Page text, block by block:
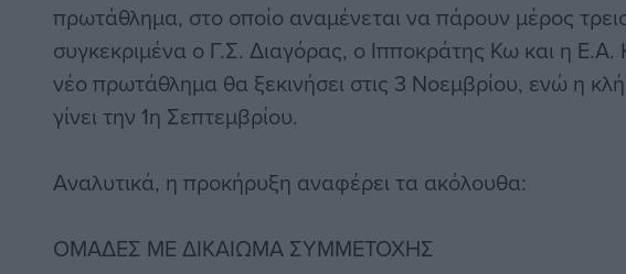
πρωτάθλημα, στο οποίο αναμένεται να πάρουν μέρος
συγκεκριμένα ο Γ.Σ. Διαγόρας, ο Ιπποκράτης Κω και η Ε.Α.
νέο πρωτάθλημα θα ξεκινήσει στις 3 Νοεμβρίου, ενώ η
γίνει την 1η Σεπτεμβρίου.
Αναλυτικά, η προκήρυξη αναφέρει τα ακόλουθα:
ΟΜΑΔΕΣ ΜΕ ΔΙΚΑΙΩΜΑ ΣΥΜΜΕΤΟΧΗΣ